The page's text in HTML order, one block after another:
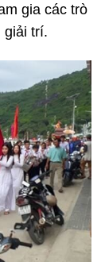
gia các trò
giải trí.